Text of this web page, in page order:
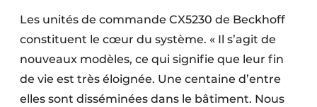
Les unités de commande CX5230 de Beckhoff
constituent le cœur du système. « Il s’agit de
nouveaux modèles, ce qui signifie que leur fin
de vie est très éloignée. Une centaine d’entre
elles sont disséminées dans le bâtiment. Nous